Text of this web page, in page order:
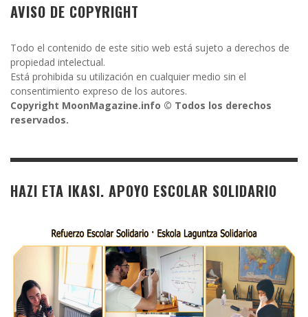
AVISO DE COPYRIGHT
Todo el contenido de este sitio web está sujeto a derechos de
propiedad intelectual.
Está prohibida su utilización en cualquier medio sin el
consentimiento expreso de los autores.
Copyright MoonMagazine.info © Todos los derechos
reservados.
HAZI ETA IKASI. APOYO ESCOLAR SOLIDARIO